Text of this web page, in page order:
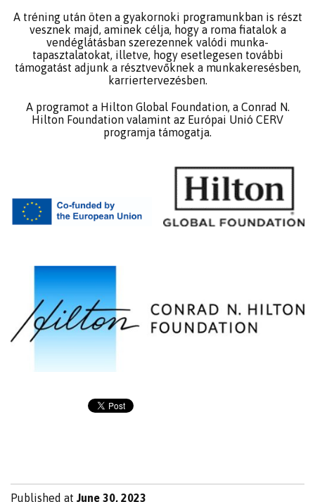
A tréning után öten a gyakornoki programunkban is részt
vesznek majd, aminek célja, hogy a roma fiatalok a
vendéglátásban szerezennek valódi munka-
tapasztalatokat, illetve, hogy esetlegesen további
támogatást adjunk a résztvevőknek a munkakeresésben,
karriertervezésben.
A programot a Hilton Global Foundation, a Conrad N.
Hilton Foundation valamint az Európai Unió CERV
programja támogatja.
Published at June 30, 2023